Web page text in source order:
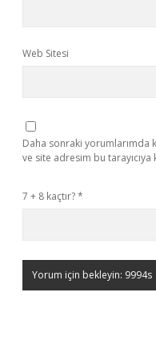
Web Sitesi
Daha sonraki yorumlarımda
ve site adresim bu tarayıcıya
7 + 8 kaçtır?*